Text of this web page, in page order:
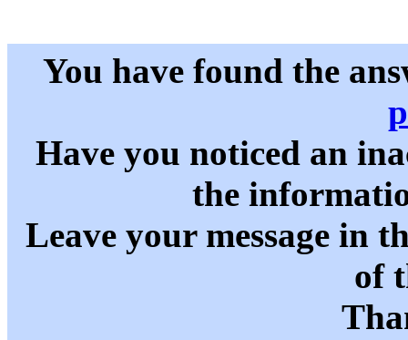
You have found the
Have you noticed an
the
Leave your message in
of